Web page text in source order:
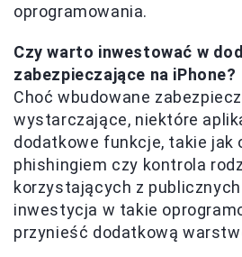
oprogramowania.
Czy warto inwestować w
zabezpieczające na iPhone?
Choć wbudowane
wystarczające, niektóre
dodatkowe funkcje, takie jak
phishingiem czy kontrola
korzystających z
inwestycja w takie
przynieść dodatkową